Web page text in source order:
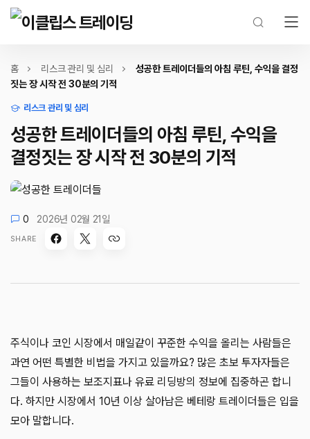
홈 리스크 관리 및 심리
성공한 트레이더들의 아침 루틴, 수익을 결정
짓는 장 시작 전 30분의 기적
리스크 관리 및 심리
성공한 트레이더들의 아침 루틴, 수익을
결정짓는 장 시작 전 30분의 기적
0 2026년 02월 21일
SHARE
주식이나 코인 시장에서 매일같이 꾸준한 수익을 올리는 사람들은
과연 어떤 특별한 비법을 가지고 있을까요? 많은 초보 투자자들은
그들이 사용하는 보조지표나 유료 리딩방의 정보에 집중하곤 합니
다. 하지만 시장에서 10년 이상 살아남은 베테랑 트레이더들은 입을
모아 말합니다.